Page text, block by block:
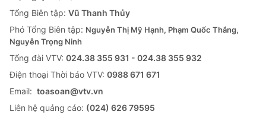
Tổng Biên tập: Vũ Thanh Thủy
Phó Tổng Biên tập: Nguyễn Thị Mỹ Hạnh, Phạm Quốc Thắng,
Nguyễn Trọng Ninh
Tổng đài VTV: 024.38 355 931 - 024.38 355 932
Ðiện thoại Thời báo VTV: 0988 671 671
Email: toasoan@vtv.vn
Liên hệ quảng cáo: (024) 626 79595